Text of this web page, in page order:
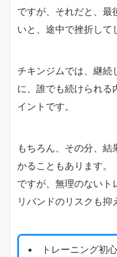
ですが、それだと、最
いと、途中で挫折して
チキンジムでは、継続
に、誰でも続けられる
イントです。
もちろん、その分、
かることもあります。
ですが、無理のないト
リバンドのリスクも抑
トレーニング初